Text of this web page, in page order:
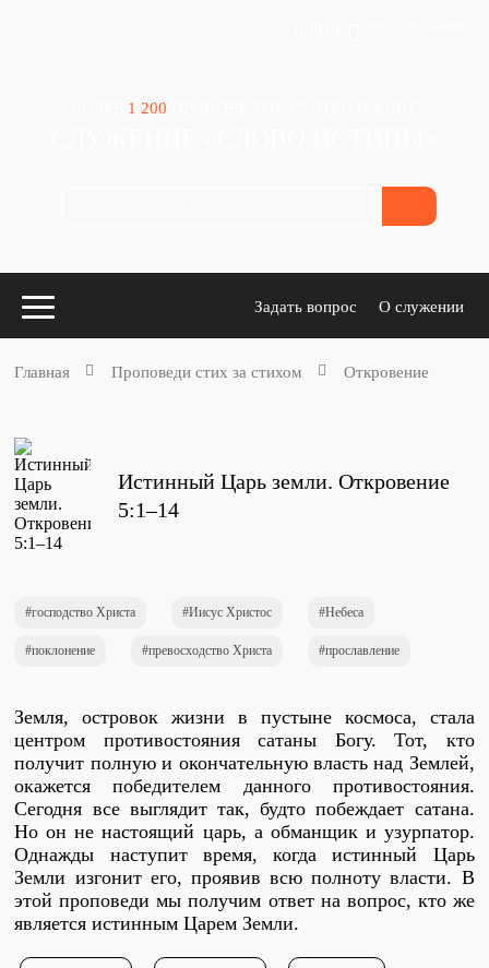
1 200
Задать вопрос О служении
Слушай каждый день
Тематические проповеди
Библейская школа.
Богословие
Главная Проповеди стих за стихом Откровение
Истинный Царь земли. Откровение
5:1–14
господство Христа Иисус Христос Небеса
поклонение превосходство Христа прославление
Земля, островок жизни в пустыне космоса, стала
центром противостояния сатаны Богу. Тот, кто
получит полную и окончательную власть над Землей,
окажется победителем данного противостояния.
Сегодня все выглядит так, будто побеждает сатана.
Но он не настоящий царь, а обманщик и узурпатор.
Однажды наступит время, когда истинный Царь
Земли изгонит его, проявив всю полноту власти. В
этой проповеди мы получим ответ на вопрос, кто же
является истинным Царем Земли.